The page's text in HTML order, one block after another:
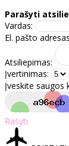
Parašyti
Vardas:
El. pašto
Atsiliepimas:
Įvertinimas:
Įveskite saugos
Rašyti